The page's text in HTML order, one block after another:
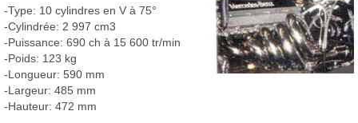
-Type: 10 cylindres en V à 75°
-Cylindrée: 2 997 cm3
-Puissance: 690 ch à 15 600 tr/min
-Poids: 123 kg
-Longueur: 590 mm
-Largeur: 485 mm
-Hauteur: 472 mm